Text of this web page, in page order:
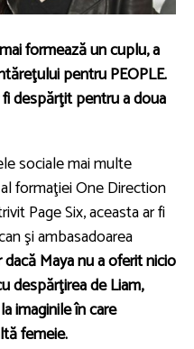
formează un cuplu, a
pentru PEOPLE.
despărţit pentru a doua
sociale mai multe
formaţiei One Direction
Page Six, aceasta ar fi
şi ambasadoarea
dacă Maya nu a oferit nicio
despărţirea de Liam,
imaginile în care
femeie.